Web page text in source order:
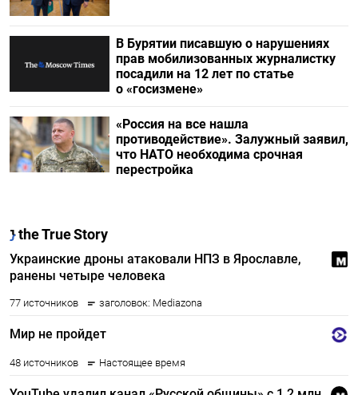
В Бурятии писавшую о нарушениях
прав мобилизованных журналистку
посадили на 12 лет по статье
о «госизмене»
«Россия на все нашла
противодействие». Залужный заявил,
что НАТО необходима срочная
перестройка